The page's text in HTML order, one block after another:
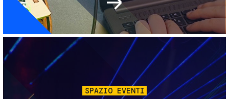
Immagine
SPAZIO EVENTI